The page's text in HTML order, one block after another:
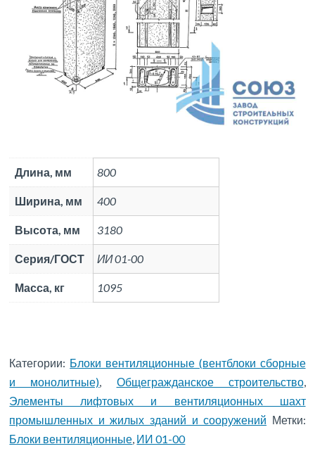
Длина, мм 800
Ширина, мм 400
Высота, мм 3180
Серия/ГОСТ ИИ 01-00
Масса, кг 1095
Категории: Блоки вентиляционные (вентблоки сборные
и монолитные), Общегражданское строительство,
Элементы лифтовых и вентиляционных шахт
промышленных и жилых зданий и сооружений Метки:
Блоки вентиляционные, ИИ 01-00